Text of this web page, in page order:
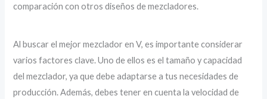
comparación con otros diseños de mezcladores.
Al buscar el mejor mezclador en V, es importante considerar
varios factores clave. Uno de ellos es el tamaño y capacidad
del mezclador, ya que debe adaptarse a tus necesidades de
producción. Además, debes tener en cuenta la velocidad de